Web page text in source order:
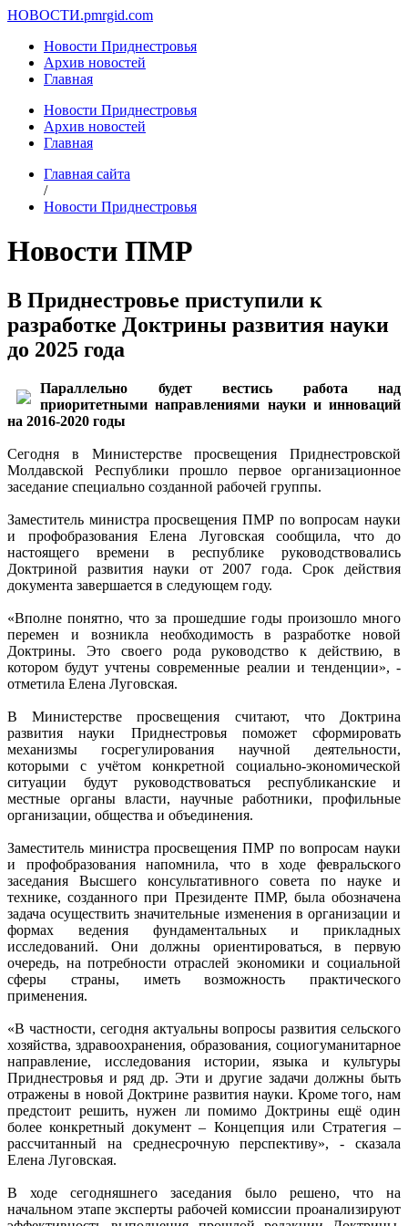
НОВОСТИ.pmrgid.com
Новости Приднестровья
Архив новостей
Главная
Новости Приднестровья
Архив новостей
Главная
Главная сайта
/
Новости Приднестровья
Новости ПМР
В Приднестровье приступили к
разработке Доктрины развития науки
до 2025 года
Параллельно будет вестись работа над
приоритетными направлениями науки и инноваций
на 2016-2020 годы
Сегодня в Министерстве просвещения Приднестровской
Молдавской Республики прошло первое организационное
заседание специально созданной рабочей группы.
Заместитель министра просвещения ПМР по вопросам науки
и профобразования Елена Луговская сообщила, что до
настоящего времени в республике руководствовались
Доктриной развития науки от 2007 года. Срок действия
документа завершается в следующем году.
«Вполне понятно, что за прошедшие годы произошло много
перемен и возникла необходимость в разработке новой
Доктрины. Это своего рода руководство к действию, в
котором будут учтены современные реалии и тенденции», -
отметила Елена Луговская.
В Министерстве просвещения считают, что Доктрина
развития науки Приднестровья поможет сформировать
механизмы госрегулирования научной деятельности,
которыми с учётом конкретной социально-экономической
ситуации будут руководствоваться республиканские и
местные органы власти, научные работники, профильные
организации, общества и объединения.
Заместитель министра просвещения ПМР по вопросам науки
и профобразования напомнила, что в ходе февральского
заседания Высшего консультативного совета по науке и
технике, созданного при Президенте ПМР, была обозначена
задача осуществить значительные изменения в организации и
формах ведения фундаментальных и прикладных
исследований. Они должны ориентироваться, в первую
очередь, на потребности отраслей экономики и социальной
сферы страны, иметь возможность практического
применения.
«В частности, сегодня актуальны вопросы развития сельского
хозяйства, здравоохранения, образования, социогуманитарное
направление, исследования истории, языка и культуры
Приднестровья и ряд др. Эти и другие задачи должны быть
отражены в новой Доктрине развития науки. Кроме того, нам
предстоит решить, нужен ли помимо Доктрины ещё один
более конкретный документ – Концепция или Стратегия –
рассчитанный на среднесрочную перспективу», - сказала
Елена Луговская.
В ходе сегодняшнего заседания было решено, что на
начальном этапе эксперты рабочей комиссии проанализируют